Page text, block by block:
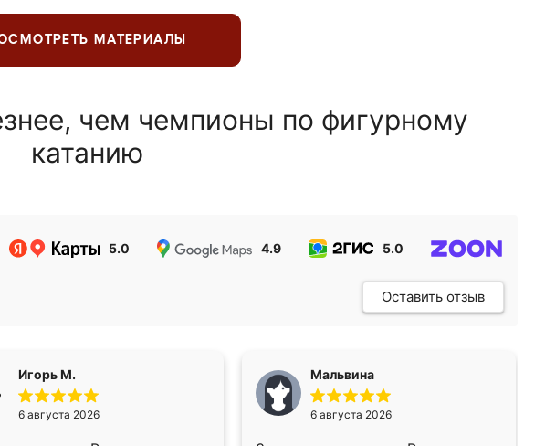
МАТЕРИАЛЫ
чем чемпионы по фигурному
катанию
5.0 4.9 5.0
Оставить отзыв
Игорь М.
6 августа 2026
Мальвина
6 августа 2026